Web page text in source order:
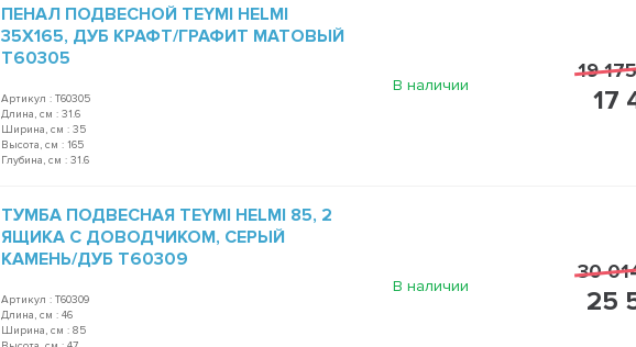
ПЕНАЛ ПОДВЕСНОЙ TEYMI HELMI
35Х165, ДУБ КРАФТ/ГРАФИТ МАТОВЫЙ
T60305
Артикул : T60305
Длина, см : 31.6
Ширина, см : 35
Высота, см : 165
Глубина, см : 31.6
В наличии
19
17
ТУМБА ПОДВЕСНАЯ TEYMI HELMI 85, 2
ЯЩИКА С ДОВОДЧИКОМ, СЕРЫЙ
КАМЕНЬ/ДУБ T60309
Артикул : T60309
Длина, см : 46
Ширина, см : 85
В наличии
30
25